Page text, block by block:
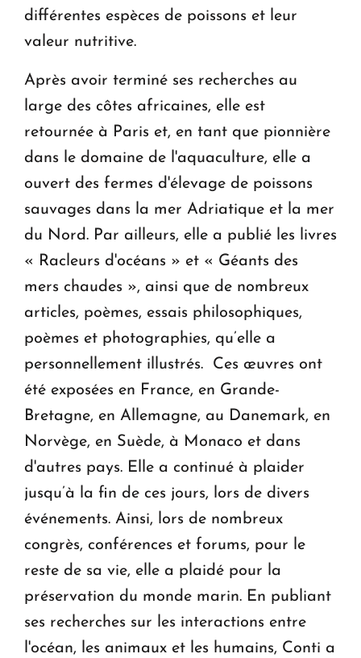
différentes espèces de poissons et leur
valeur nutritive.
Après avoir terminé ses recherches au
large des côtes africaines, elle est
retournée à Paris et, en tant que pionnière
dans le domaine de l'aquaculture, elle a
ouvert des fermes d'élevage de poissons
sauvages dans la mer Adriatique et la mer
du Nord. Par ailleurs, elle a publié les livres
« Racleurs d'océans » et « Géants des
mers chaudes », ainsi que de nombreux
articles, poèmes, essais philosophiques,
poèmes et photographies, qu’elle a
personnellement illustrés. Ces œuvres ont
été exposées en France, en Grande-
Bretagne, en Allemagne, au Danemark, en
Norvège, en Suède, à Monaco et dans
d'autres pays. Elle a continué à plaider
jusqu’à la fin de ces jours, lors de divers
événements. Ainsi, lors de nombreux
congrès, conférences et forums, pour le
reste de sa vie, elle a plaidé pour la
préservation du monde marin. En publiant
ses recherches sur les interactions entre
l'océan, les animaux et les humains, Conti a